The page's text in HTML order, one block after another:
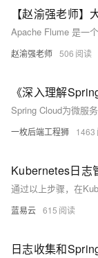
【赵渝强老师
赵渝强老师 506
一枚后端工程狮 1463
Kubernetes日志
蓝易云 615